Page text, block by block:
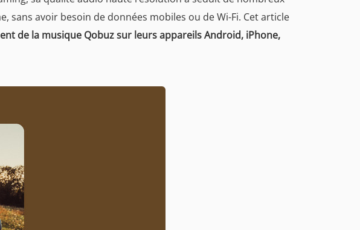
avoir besoin de données mobiles ou de Wi-Fi. Cet article
de la musique Qobuz sur leurs appareils Android, iPhone,